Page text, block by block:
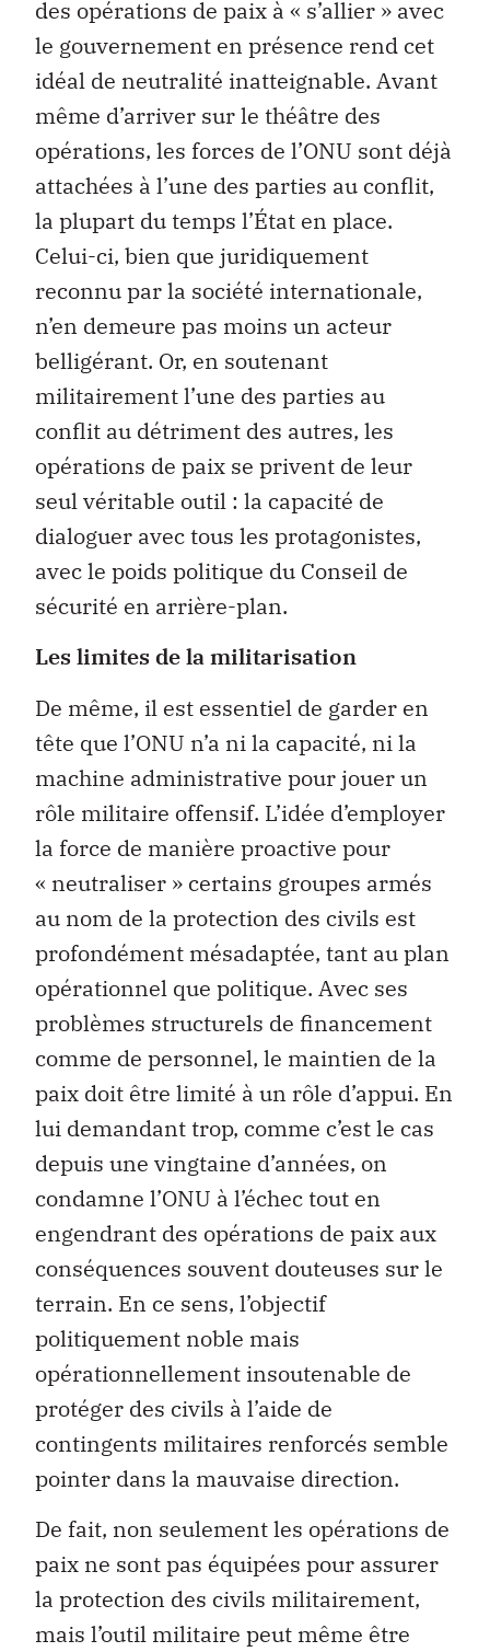
des opérations de paix à « s’allier » avec
le gouvernement en présence rend cet
idéal de neutralité inatteignable. Avant
même d’arriver sur le théâtre des
opérations, les forces de l’ONU sont déjà
attachées à l’une des parties au conflit,
la plupart du temps l’État en place.
Celui-ci, bien que juridiquement
reconnu par la société internationale,
n’en demeure pas moins un acteur
belligérant. Or, en soutenant
militairement l’une des parties au
conflit au détriment des autres, les
opérations de paix se privent de leur
seul véritable outil : la capacité de
dialoguer avec tous les protagonistes,
avec le poids politique du Conseil de
sécurité en arrière-plan.
Les limites de la militarisation
De même, il est essentiel de garder en
tête que l’ONU n’a ni la capacité, ni la
machine administrative pour jouer un
rôle militaire offensif. L’idée d’employer
la force de manière proactive pour
« neutraliser » certains groupes armés
au nom de la protection des civils est
profondément mésadaptée, tant au plan
opérationnel que politique. Avec ses
problèmes structurels de financement
comme de personnel, le maintien de la
paix doit être limité à un rôle d’appui. En
lui demandant trop, comme c’est le cas
depuis une vingtaine d’années, on
condamne l’ONU à l’échec tout en
engendrant des opérations de paix aux
conséquences souvent douteuses sur le
terrain. En ce sens, l’objectif
politiquement noble mais
opérationnellement insoutenable de
protéger des civils à l’aide de
contingents militaires renforcés semble
pointer dans la mauvaise direction.
De fait, non seulement les opérations de
paix ne sont pas équipées pour assurer
la protection des civils militairement,
mais l’outil militaire peut même être